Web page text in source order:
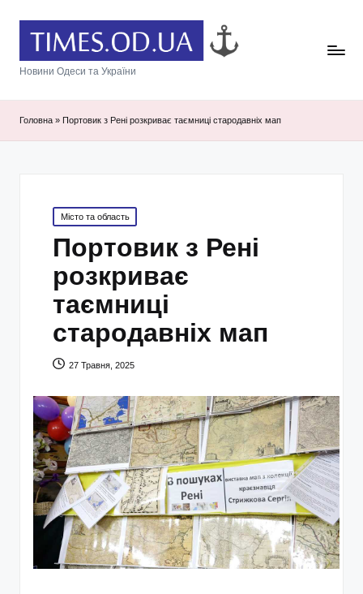
Новини Одеси та України
Головна » Портовик з Рені розкриває таємниці стародавніх мап
Posted
in
Місто та область
Портовик з Рені
розкриває
таємниці
стародавніх мап
27 Травня, 2025